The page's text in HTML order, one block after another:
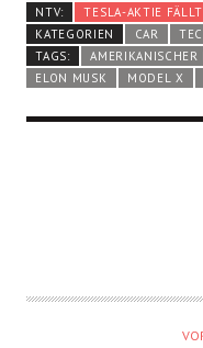
NTV:
TESLA-AKTIE FÄLLT
KATEGORIEN
CAR
TAGS:
AMERIKANISCHER
ELON MUSK
MODEL X